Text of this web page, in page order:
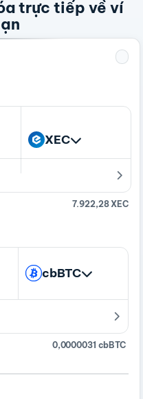
trực tiếp về ví
XEC
7.922,28 XEC
cbBTC
0,0000031 cbBTC